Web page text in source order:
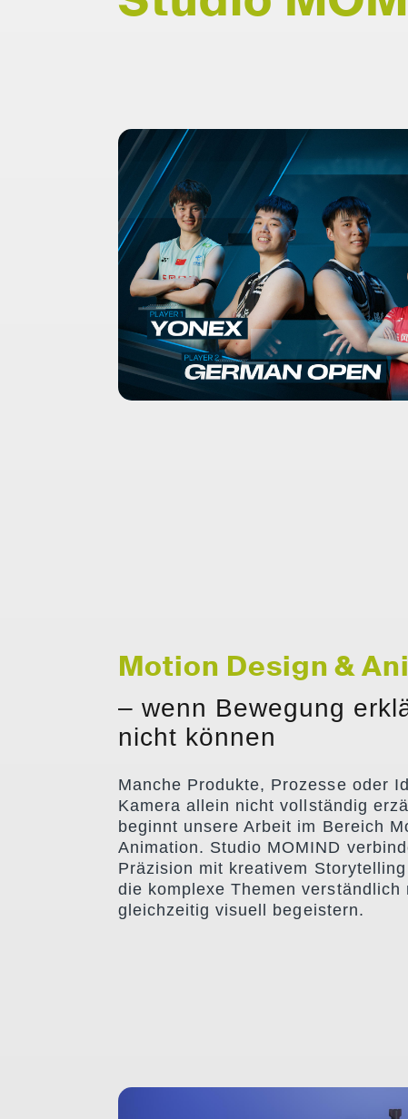
YONEX GERMAN OPEN
Sportspresentation
Motion Design &
– wenn Bewegung
nicht können
Manche Produkte, Prozesse oder
Kamera allein nicht vollständig
beginnt unsere Arbeit im Bereich
Animation. Studio MOMIND
Präzision mit kreativem
die komplexe Themen verständlich
gleichzeitig visuell begeistern.